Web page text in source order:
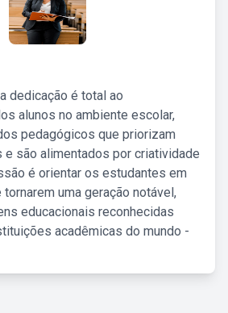
dedicação é total ao
alunos no ambiente escolar,
pedagógicos que priorizam
e são alimentados por criatividade
é orientar os estudantes em
tornarem uma geração notável,
educacionais reconhecidas
acadêmicas do mundo -